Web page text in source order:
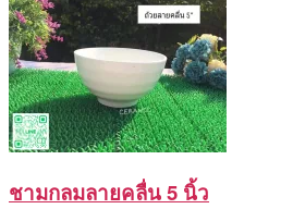
ชามกลมลายคลื่น 5 นิ้ว